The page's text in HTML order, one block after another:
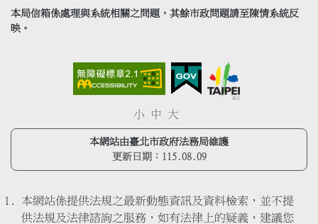
本局信箱係處理與系統相關之問題，其餘市政問題請至陳情系統反
映。
小 中 大
本網站由臺北市政府法務局維護
更新日期： 115.08.09
本網站係提供法規之最新動態資訊及資料檢索，並不提
供法規及法律諮詢之服務，如有法律上的疑義，建議您